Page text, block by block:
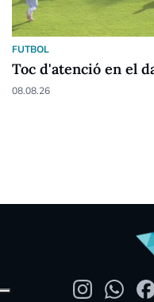
FUTBOL
Toc d'atenció en el
08.08.26